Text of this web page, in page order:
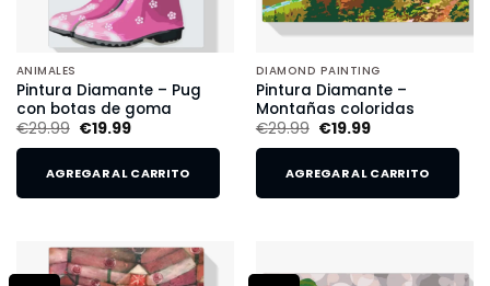
ANIMALES
Pintura Diamante – Pug
con botas de goma
€29.99 €19.99
AGREGAR AL CARRITO
DIAMOND PAINTING
Pintura Diamante –
Montañas coloridas
€29.99 €19.99
AGREGAR AL CARRITO